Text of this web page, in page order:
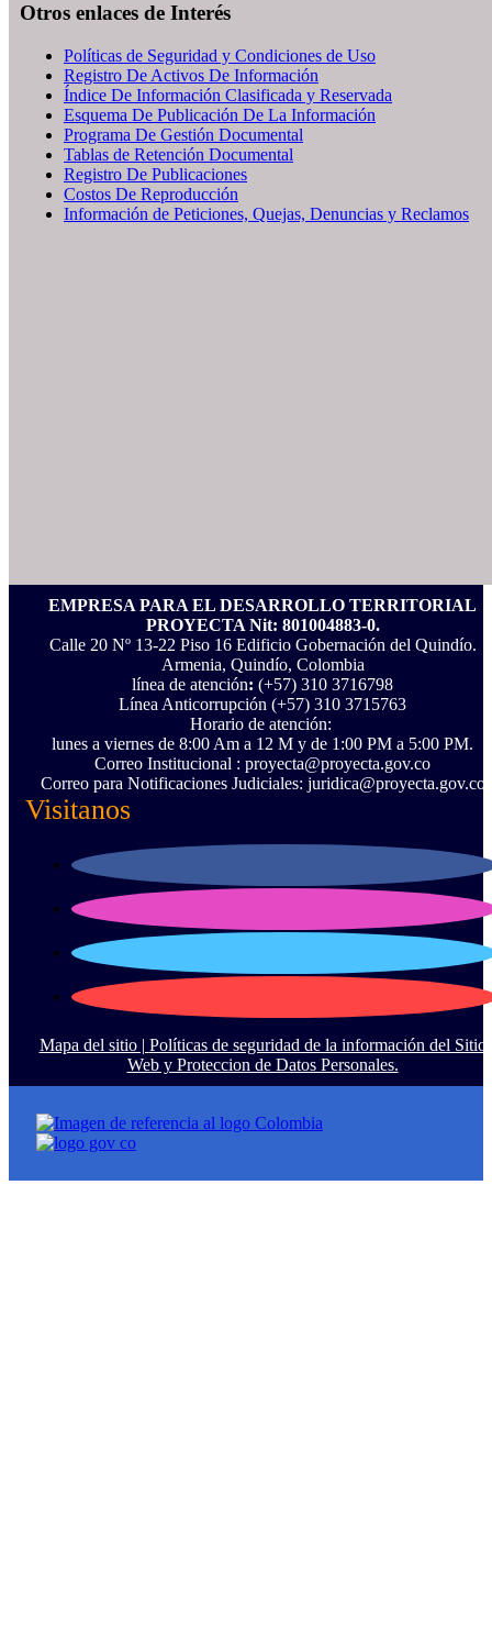
Otros enlaces de Interés
Políticas de Seguridad y Condiciones de Uso
Registro De Activos De Información
Índice De Información Clasificada y Reservada
Esquema De Publicación De La Información
Programa De Gestión Documental
Tablas de Retención Documental
Registro De Publicaciones
Costos De Reproducción
Información de Peticiones, Quejas, Denuncias y Reclamos
EMPRESA PARA EL DESARROLLO TERRITORIAL
PROYECTA Nit: 801004883-0.
Calle 20 Nº 13-22 Piso 16 Edificio Gobernación del Quindío.
Armenia, Quindío, Colombia
línea de atención: (+57) 310 3716798
Línea Anticorrupción ‪(+57) 310 3715763‬
Horario de atención:
lunes a viernes de 8:00 Am a 12 M y de 1:00 PM a 5:00 PM.
Correo Institucional : proyecta@proyecta.gov.co
Correo para Notificaciones Judiciales: juridica@proyecta.gov.co
Visitanos
Mapa del sitio | Políticas de seguridad de la información del Sitio
Web y Proteccion de Datos Personales.